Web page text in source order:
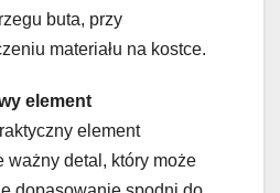
buta, przy
materiału na kostce.
element
element
ważny detal, który może